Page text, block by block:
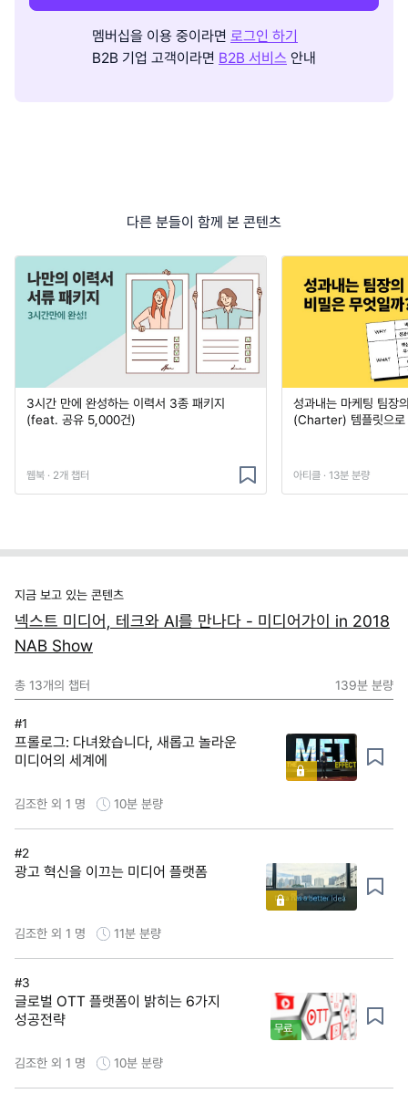
멤버십을 이용 중이라면 로그인 하기
B2B 기업 고객이라면 B2B 서비스 안내
다른 분들이 함께 본 콘텐츠
3시간 만에 완성하는 이력서 3종 패키지
(feat. 공유 5,000건)
웹북 · 2개 챕터
성과내는 마케팅 팀장
(Charter) 템플릿으로
아티클 · 13분 분량
지금 보고 있는 콘텐츠
넥스트 미디어, 테크와 AI를 만나다 - 미디어가이 in 2018
NAB Show
총 13개의 챕터 139분 분량
#1
프롤로그: 다녀왔습니다, 새롭고 놀라운
미디어의 세계에
김조한 외 1 명 10분 분량
#2
광고 혁신을 이끄는 미디어 플랫폼
김조한 외 1 명 11분 분량
#3
글로벌 OTT 플랫폼이 밝히는 6가지
성공전략
무료
김조한 외 1 명 10분 분량